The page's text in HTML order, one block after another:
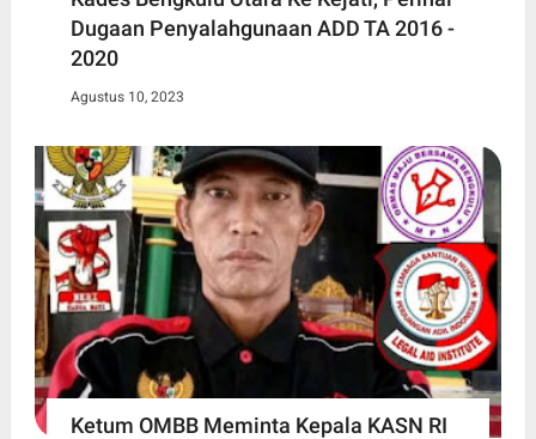
Dugaan Penyalahgunaan ADD TA 2016 -
2020
Agustus 10, 2023
Ketum OMBB Meminta Kepala KASN RI